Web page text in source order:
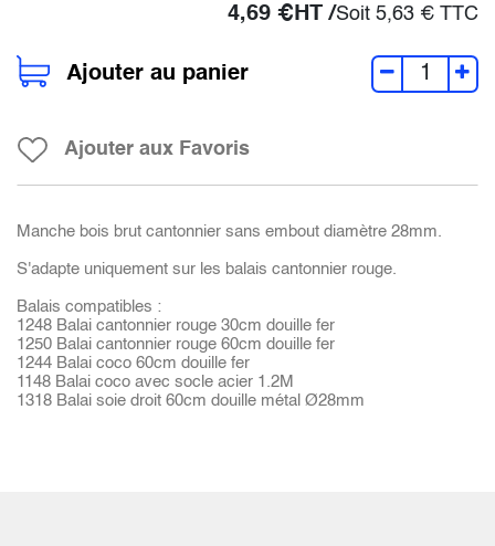
4,69 €HT /Soit 5,63 € TTC
Ajouter au panier
Ajouter aux Favoris
Manche bois brut cantonnier sans embout diamètre 28mm.
S'adapte uniquement sur les balais cantonnier rouge.
Balais compatibles :
1248 Balai cantonnier rouge 30cm douille fer
1250 Balai cantonnier rouge 60cm douille fer
1244 Balai coco 60cm douille fer
1148 Balai coco avec socle acier 1.2M
1318 Balai soie droit 60cm douille métal Ø28mm